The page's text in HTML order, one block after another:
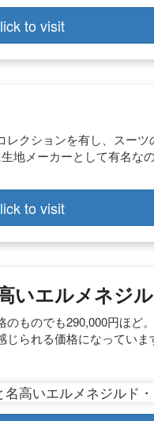
to visit
クションを有し、スー
地メーカーとして有名な
to visit
いエルメネジ
ものでも290,000円ほど
られる価格になっていま